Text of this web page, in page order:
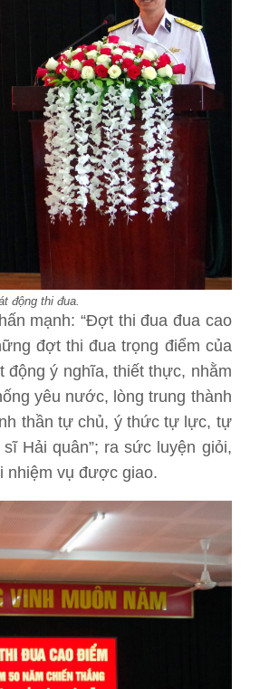
động thi đua.
mạnh: “Đợt thi đua đua cao
đợt thi đua trọng điểm của
động ý nghĩa, thiết thực, nhằm
yêu nước, lòng trung thành
thần tự chủ, ý thức tự lực, tự
Hải quân”; ra sức luyện giỏi,
nhiệm vụ được giao.